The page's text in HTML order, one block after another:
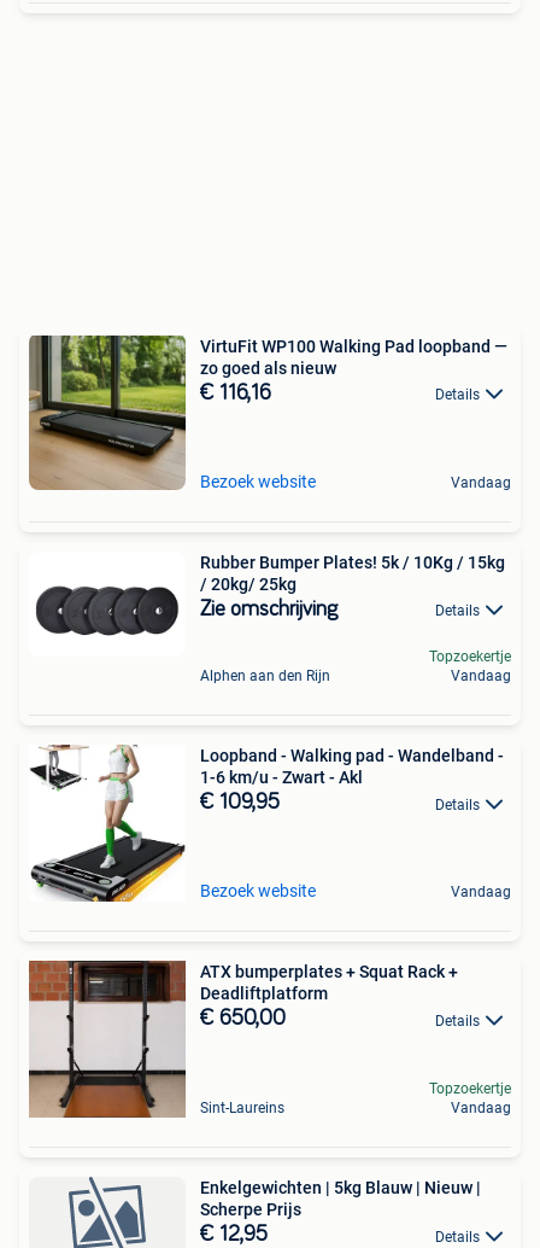
VirtuFit WP100 Walking Pad loopband —
zo goed als nieuw
€ 116,16 Details
Bezoek website Vandaag
Rubber Bumper Plates! 5k / 10Kg / 15kg
/ 20kg/ 25kg
Zie omschrijving Details
Alphen aan den Rijn
Topzoekertje
Vandaag
Loopband - Walking pad - Wandelband -
1-6 km/u - Zwart - Akl
€ 109,95 Details
Bezoek website Vandaag
ATX bumperplates + Squat Rack +
Deadliftplatform
€ 650,00 Details
Sint-Laureins
Topzoekertje
Vandaag
Enkelgewichten | 5kg Blauw | Nieuw |
Scherpe Prijs
€ 12,95 Details